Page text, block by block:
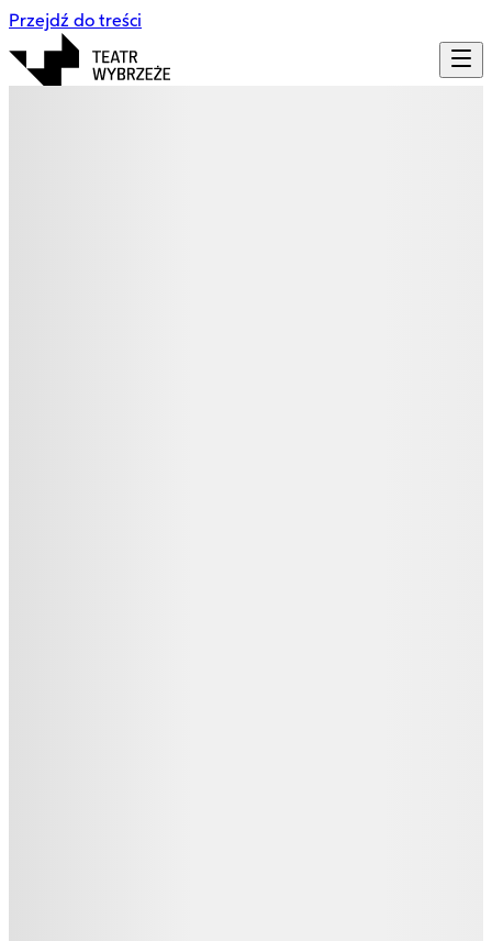
Przejdź do treści